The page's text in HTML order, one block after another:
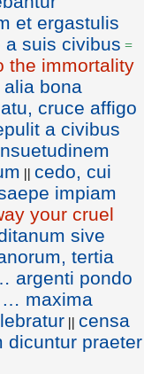
et ergastulis
a suis civibus =
the immortality
alia bona
cruce affigo
a civibus
|| cedo, cui
impiam
your cruel
sive
tertia
argenti pondo
… maxima
|| censa
dicuntur praeter